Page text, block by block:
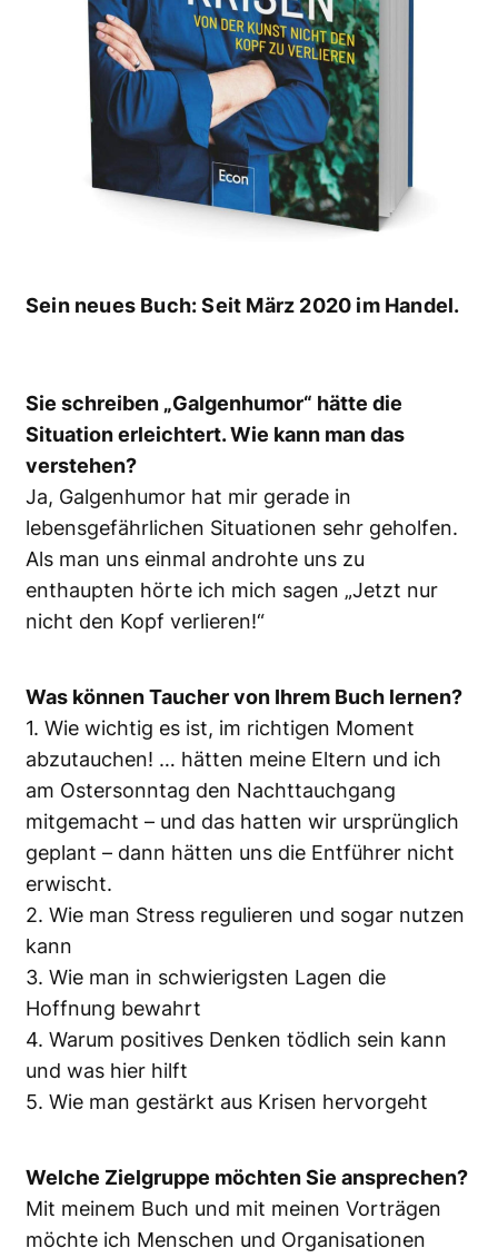
Sein neues Buch: Seit März 2020 im Handel.
Sie schreiben „Galgenhumor“ hätte die
Situation erleichtert. Wie kann man das
verstehen?
Ja, Galgenhumor hat mir gerade in
lebensgefährlichen Situationen sehr geholfen.
Als man uns einmal androhte uns zu
enthaupten hörte ich mich sagen „Jetzt nur
nicht den Kopf verlieren!“
Was können Taucher von Ihrem Buch lernen?
1. Wie wichtig es ist, im richtigen Moment
abzutauchen! … hätten meine Eltern und ich
am Ostersonntag den Nachttauchgang
mitgemacht – und das hatten wir ursprünglich
geplant – dann hätten uns die Entführer nicht
erwischt.
2. Wie man Stress regulieren und sogar nutzen
kann
3. Wie man in schwierigsten Lagen die
Hoffnung bewahrt
4. Warum positives Denken tödlich sein kann
und was hier hilft
5. Wie man gestärkt aus Krisen hervorgeht
Welche Zielgruppe möchten Sie ansprechen?
Mit meinem Buch und mit meinen Vorträgen
möchte ich Menschen und Organisationen